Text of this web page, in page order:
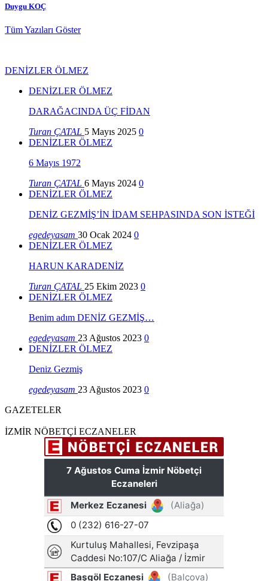
Duygu KOÇ
Tüm Yazıları Göster
DENİZLER ÖLMEZ
DENİZLER ÖLMEZ
DARAĞACINDA ÜÇ FİDAN
Turan ÇATAL 5 Mayıs 2025 0
DENİZLER ÖLMEZ
6 Mayıs 1972
Turan ÇATAL 6 Mayıs 2024 0
DENİZLER ÖLMEZ
DENİZ GEZMİŞ’İN İDAM SEHPASINDA SON İSTEĞİ
egedeyasam 30 Ocak 2024 0
DENİZLER ÖLMEZ
HARUN KARADENİZ
Turan ÇATAL 25 Ekim 2023 0
DENİZLER ÖLMEZ
Benim adım DENİZ GEZMİŞ…
egedeyasam 23 Ağustos 2023 0
DENİZLER ÖLMEZ
Deniz Gezmiş
egedeyasam 23 Ağustos 2023 0
GAZETELER
İZMİR NÖBETÇİ ECZANELER